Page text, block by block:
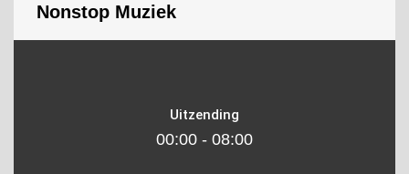
Nonstop Muziek
Uitzending
00:00 - 08:00